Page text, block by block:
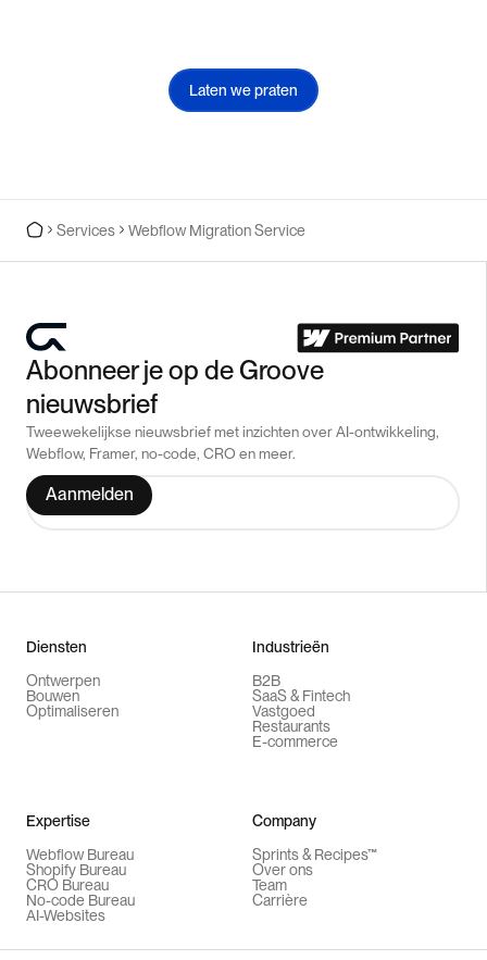
Laten we praten
Services Webflow Migration Service
Abonneer je op de Groove
nieuwsbrief
Tweewekelijkse nieuwsbrief met inzichten over AI-ontwikkeling,
Webflow, Framer, no-code, CRO en meer.
Diensten
Ontwerpen
Bouwen
Optimaliseren
Industrieën
B2B
SaaS & Fintech
Vastgoed
Restaurants
E-commerce
Expertise
Webflow Bureau
Shopify Bureau
CRO Bureau
No-code Bureau
AI-Websites
Company
Sprints & Recipes™
Over ons
Team
Carrière